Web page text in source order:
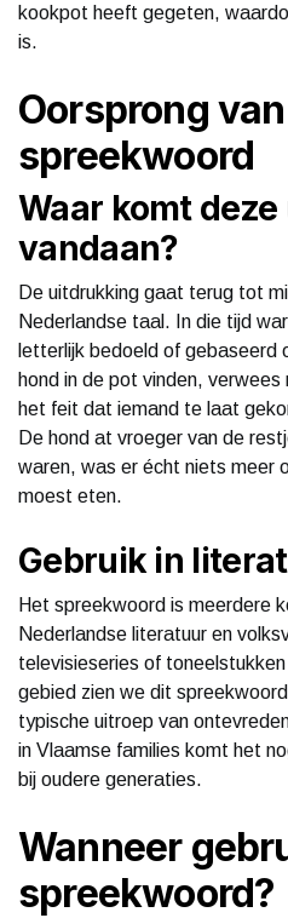
kookpot heeft gegeten,
is.
Oorsprong
spreekwoord
Waar komt
vandaan?
De uitdrukking gaat terug tot
Nederlandse taal. In die tijd
letterlijk bedoeld of gebaseerd
hond in de pot vinden,
het feit dat iemand te laat
De hond at vroeger van de
waren, was er écht niets meer
moest eten.
Gebruik in
Het spreekwoord is meerdere
Nederlandse literatuur en
televisieseries of
gebied zien we dit
typische uitroep van
in Vlaamse families komt het
bij oudere generaties.
Wanneer
spreekwoord?